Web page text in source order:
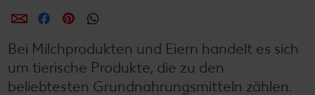
per E-Mail teilen
per Facebook teilen
per Pinterest teilen
Bei Milchprodukten und Eiern handelt es sich
um tierische Produkte, die zu den
beliebtesten Grundnahrungsmitteln zählen.